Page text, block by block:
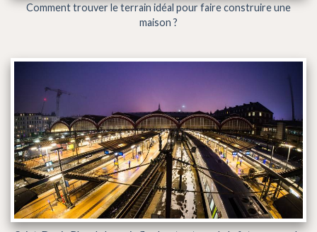
Comment trouver le terrain idéal pour faire construire une
maison ?